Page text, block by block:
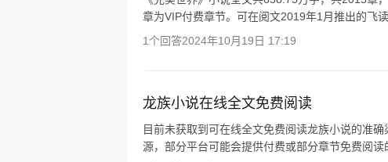
章为VIP付费章节。可在阅文2019年1月推出的飞
1个回答2024年10月19日 17:19
龙族小说在线全文免费阅读
目前未获取到可在线全文免费阅读龙族小说的准
源，部分平台可能会提供付费或部分章节免费阅读